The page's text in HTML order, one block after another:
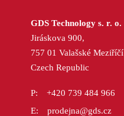
GDS Technology s. r. o.
Jiráskova 900,
757 01 Valašské Meziříčí
Czech Republic
+420 739 484 966
prodejna@gds.cz